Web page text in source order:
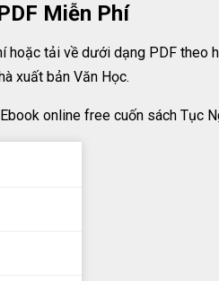
Miễn Phí
tải về dưới dạng PDF theo
xuất bản Văn Học.
online free cuốn sách Tục